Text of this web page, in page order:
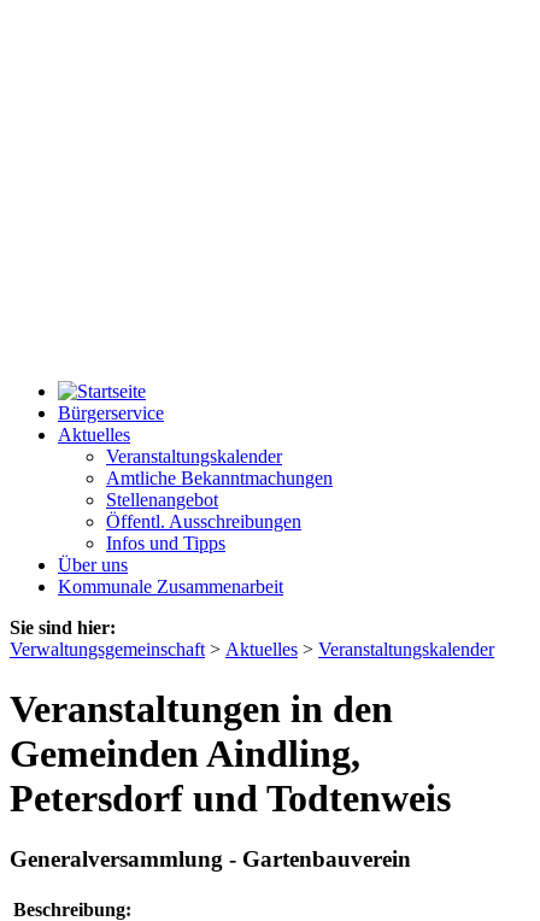
Bürgerservice
Aktuelles
Veranstaltungskalender
Amtliche Bekanntmachungen
Stellenangebot
Öffentl. Ausschreibungen
Infos und Tipps
Über uns
Kommunale Zusammenarbeit
Sie sind hier:
Verwaltungsgemeinschaft > Aktuelles > Veranstaltungskalender
Veranstaltungen in den
Gemeinden Aindling,
Petersdorf und Todtenweis
Generalversammlung - Gartenbauverein
Beschreibung: